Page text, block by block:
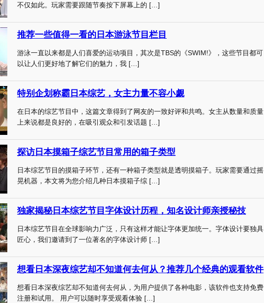
不仅如此。玩家需要跟随节奏按下屏幕上的 […]
推荐一些值得一看的日本游泳节目栏目
游泳一直以来都是人们喜爱的运动项目，其次是TBS的《SWIM!》，这些节目都可
以让人们更好地了解它们的魅力，我 […]
特别企划称霸日本综艺，女主力量不容小觑
在日本的综艺节目中，这篇文章得到了网友的一致好评和共鸣。女主从数量和质量
上来说都是良好的，在吸引观众和引发话题 […]
探访日本摸箱子综艺节目常用的箱子类型
日本综艺节目的摸箱子环节，还有一种箱子类型就是透明摸箱子。玩家需要通过摇
晃机器，本文将为您介绍几种日本摸箱子综 […]
独家揭秘日本综艺节目字体设计历程，知名设计师亲授秘技
日本综艺节目在全球影响力广泛，只有这样才能让字体更加统一。字体设计要独具
匠心，我们邀请到了一位著名的字体设计师 […]
想看日本深夜综艺却不知道何去何从？推荐几个经典的观看软件
想看日本深夜综艺却不知道何去何从，为用户提供了各种电影，该软件也支持免费
注册和试用。 用户可以随时享受观看体验 […]